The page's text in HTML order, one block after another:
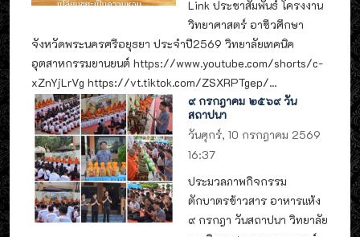
Link ประชาสัมพันธ์ โครงงาน
วิทยาศาสตร์ อาชีวศึกษา
จังหวัดพระนครศรีอยุธยา ประจำปี2569 วิทยาลัยเทคนิค
อุตสาหกรรมยานยนต์ https://www.youtube.com/shorts/c-
xZnYjLrVg https://vt.tiktok.com/ZSXRPTgep/...
๙ กรกฎาคม ๒๕๖๙ วัน
สถาปนา
วันศุกร์, 10 กรกฎาคม 2569
16:37
ประมวลภาพกิจกรรม
ตักบาตรข้าวสาร อาหารแห้ง
๙ กรกฎา วันสถาปนา วิทยาลัย